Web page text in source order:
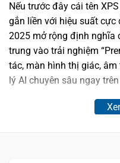
Nếu trước đây cái tên
gắn liền với hiệu suất cực
2025 mở rộng định nghĩa
trung vào trải nghiệm
tác, màn hình thị giác,
lý AI chuyên sâu ngay